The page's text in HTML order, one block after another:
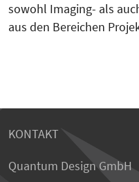
sowohl Imaging- als
aus den Bereichen
KONTAKT
Quantum Design GmbH